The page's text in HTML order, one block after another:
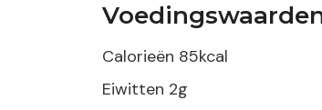
Calorieën 85kcal
Eiwitten 2g